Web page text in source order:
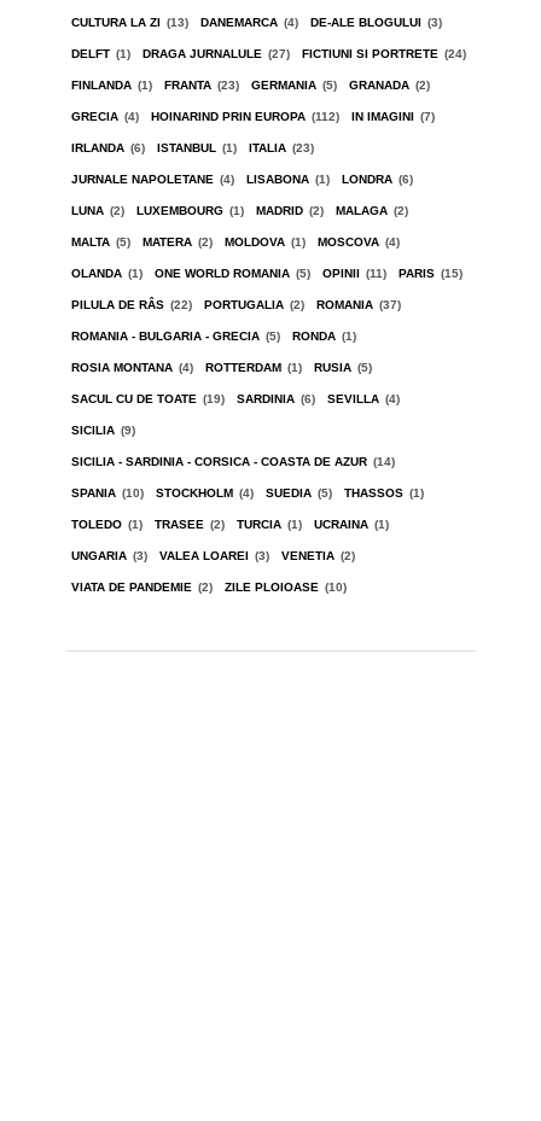
CULTURA LA ZI (13) DANEMARCA (4) DE-ALE BLOGULUI (3)
DELFT (1) DRAGA JURNALULE (27) FICTIUNI SI PORTRETE (24)
FINLANDA (1) FRANTA (23) GERMANIA (5) GRANADA (2)
GRECIA (4) HOINARIND PRIN EUROPA (112) IN IMAGINI (7)
IRLANDA (6) ISTANBUL (1) ITALIA (23)
JURNALE NAPOLETANE (4) LISABONA (1) LONDRA (6)
LUNA (2) LUXEMBOURG (1) MADRID (2) MALAGA (2)
MALTA (5) MATERA (2) MOLDOVA (1) MOSCOVA (4)
OLANDA (1) ONE WORLD ROMANIA (5) OPINII (11) PARIS (15)
PILULA DE RÂS (22) PORTUGALIA (2) ROMANIA (37)
ROMANIA - BULGARIA - GRECIA (5) RONDA (1)
ROSIA MONTANA (4) ROTTERDAM (1) RUSIA (5)
SACUL CU DE TOATE (19) SARDINIA (6) SEVILLA (4)
SICILIA (9)
SICILIA - SARDINIA - CORSICA - COASTA DE AZUR (14)
SPANIA (10) STOCKHOLM (4) SUEDIA (5) THASSOS (1)
TOLEDO (1) TRASEE (2) TURCIA (1) UCRAINA (1)
UNGARIA (3) VALEA LOAREI (3) VENETIA (2)
VIATA DE PANDEMIE (2) ZILE PLOIOASE (10)